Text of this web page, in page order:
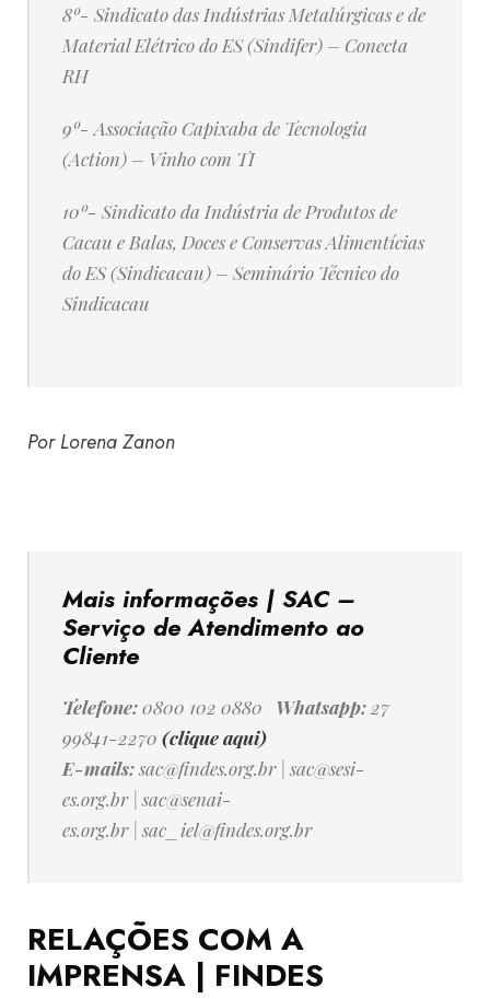
8º- Sindicato das Indústrias Metalúrgicas e de
Material Elétrico do ES (Sindifer) – Conecta
RH
9º- Associação Capixaba de Tecnologia
(Action) – Vinho com TI
10º- Sindicato da Indústria de Produtos de
Cacau e Balas, Doces e Conservas Alimentícias
do ES (Sindicacau) – Seminário Técnico do
Sindicacau
Por Lorena Zanon
Mais informações | SAC –
Serviço de Atendimento ao
Cliente
Telefone:0800 102 0880 Whatsapp: 27
99841-2270 (clique aqui)
E-mails:sac@findes.org.br|sac@sesi-
es.org.br|sac@senai-
es.org.br|sac_iel@findes.org.br
RELAÇÕES COM A
IMPRENSA | FINDES